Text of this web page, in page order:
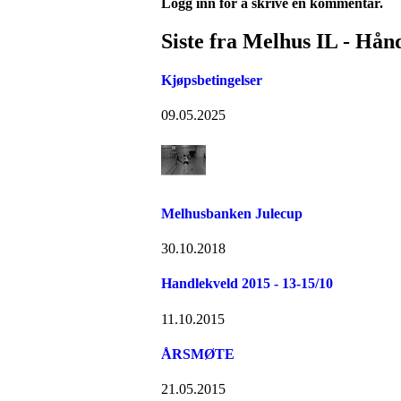
Logg inn for å skrive en kommentar.
Siste fra Melhus IL -
Kjøpsbetingelser
09.05.2025
Melhusbanken Julecup
30.10.2018
Handlekveld 2015 - 13-15/10
11.10.2015
ÅRSMØTE
21.05.2015